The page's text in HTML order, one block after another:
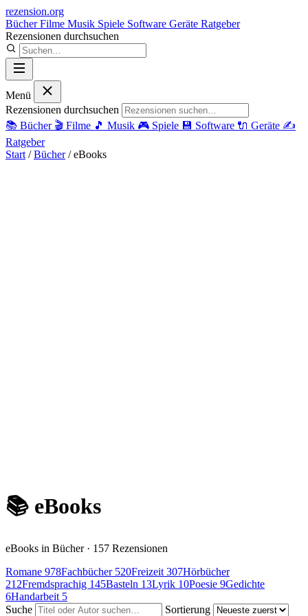
rezension.org
BücherFilme Musik Spiele Software Geräte Ratgeber
Rezensionen durchsuchen
Menü
Rezensionen durchsuchen
📚 Bücher 🎬 Filme 🎵 Musik 🎮 Spiele 💾 Software 🔌 Geräte ✍️
Ratgeber
Start / Bücher / eBooks
📚 eBooks
eBooks in Bücher · 157 Rezensionen
Romane 978Fachbücher 520Freizeit 307Hörbücher
212Fremdsprachig 145Basteln 13Lyrik 10Poesie 9Gedichte
6Handarbeit 5
Suche
Sortierung